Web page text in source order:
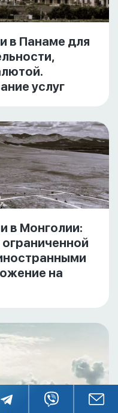
в Панаме для
услуг
в Монголии:
на